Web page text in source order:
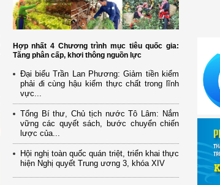
Hợp nhất 4 Chương trình mục tiêu quốc gia:
Tăng phân cấp, khơi thông nguồn lực
Đại biểu Trần Lan Phương: Giảm tiền kiểm
phải đi cùng hậu kiểm thực chất trong lĩnh
vực...
Tổng Bí thư, Chủ tịch nước Tô Lâm: Nắm
vững các quyết sách, bước chuyển chiến
lược của...
Hội nghị toàn quốc quán triệt, triển khai thực
hiện Nghị quyết Trung ương 3, khóa XIV